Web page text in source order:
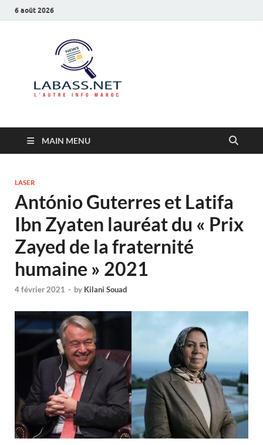
6 août 2026
MAIN MENU
LASER
António Guterres et Latifa
Ibn Zyaten lauréat du « Prix
Zayed de la fraternité
humaine » 2021
4 février 2021 - by Kilani Souad